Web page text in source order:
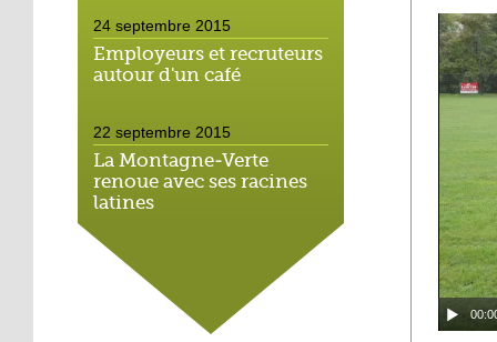
24 septembre 2015
Employeurs et recruteurs
autour d'un café
22 septembre 2015
La Montagne-Verte
renoue avec ses racines
latines
22 septembre 2015
Un Carrefour Contact à
l'Elsau courant automne